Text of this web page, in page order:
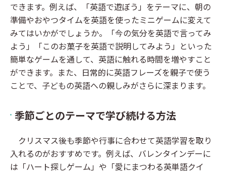
できます。例えば、「英語で遊ぼう」をテーマに、朝の
準備やおやつタイムを英語を使ったミニゲームに変えて
みてはいかがでしょうか。「今の気分を英語で言ってみ
よう」「このお菓子を英語で説明してみよう」といった
簡単なゲームを通して、英語に触れる時間を増やすこと
ができます。また、日常的に英語フレーズを親子で使う
ことで、子どもの英語への親しみがさらに深まります。
季節ごとのテーマで学び続ける方法
クリスマス後も季節や行事に合わせて英語学習を取り
入れるのがおすすめです。例えば、バレンタインデーに
は「ハート探しゲーム」や「愛にまつわる英単語クイ